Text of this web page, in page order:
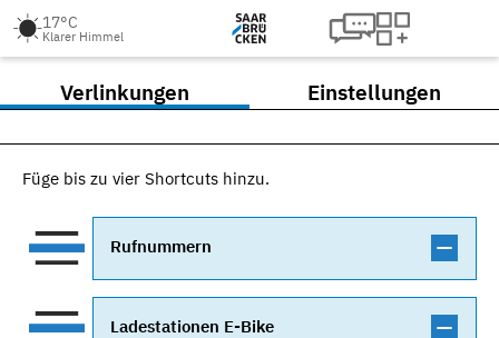
17°C
Klarer Himmel
Verlinkungen Einstellungen
Füge bis zu vier Shortcuts hinzu.
Rufnummern
Ladestationen E-Bike